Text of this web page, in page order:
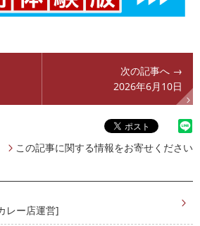
次の記事へ →
2026年6月10日
この記事に関する情報をお寄せください
レー店運営]